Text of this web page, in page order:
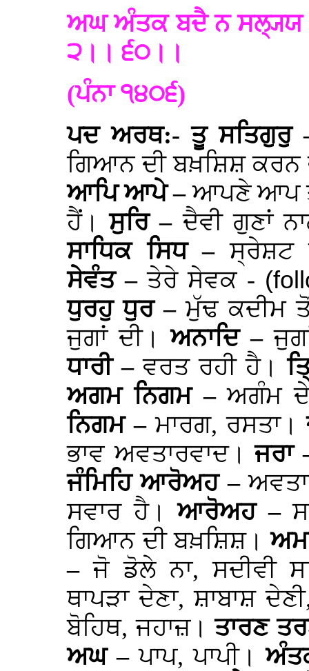
ਅਘ ਅੰਤਕ ਬਦੈ ਨ ਸਲ੍ਯ੍ਯ
੨।। ੬੦।।
(ਪੰਨਾ ੧੪੦੬)
ਪਦ ਅਰਥ:- ਤੂ ਸਤਿਗੁਰੁ
ਗਿਆਨ ਦੀ ਬਖ਼ਸ਼ਿਸ਼ ਕਰਨ
ਆਪਿ ਆਪੇ –ਆਪਣੇ ਆਪ
ਹੈਂ।ਸੁਰਿ –ਦੈਵੀ ਗੁਣਾਂ
ਸਾਧਿਕ ਸਿਧ –ਸ੍ਰੇਸ਼ਟ
ਸੇਵੰਤ –ਤੇਰੇ ਸੇਵਕ -
ਧੁਰਹੁ ਧੁਰ –ਮੁੱਢ ਕਦੀਮ
ਜੁਗਾਂ ਦੀ।ਅਨਾਦਿ –
ਧਾਰੀ –ਵਰਤ ਰਹੀ ਹੈ।
ਅਗਮ ਨਿਗਮ –ਅਗੰਮ ਦੇ
ਨਿਗਮ –ਮਾਰਗ, ਰਸਤਾ।
ਭਾਵ ਅਵਤਾਰਵਾਦ।ਜਰਾ
ਜੰਮਿਹਿ ਆਰੋਅਹ –
ਸਵਾਰ ਹੈ।ਆਰੋਅਹ –
ਗਿਆਨ ਦੀ ਬਖ਼ਸ਼ਿਸ਼।
–ਜੋ ਡੋਲੇ ਨਾ, ਸਦੀਵੀ
ਥਾਪੜਾ ਦੇਣਾ, ਸ਼ਾਬਾਸ਼
ਬੋਹਿਥ, ਜਹਾਜ਼।ਤਾਰਣ
ਅਘ –ਪਾਪ, ਪਾਪੀ।